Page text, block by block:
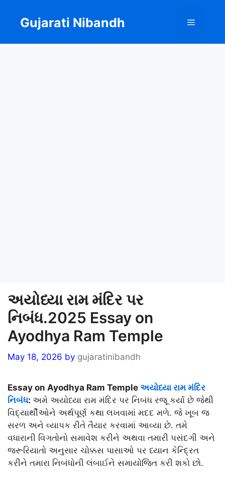
content
Gujarati Nibandh Menu
અયોધ્યા રામ મંદિર પર
નિબંધ.2025 Essay on
Ayodhya Ram Temple
May 18, 2026 by gujaratinibandh
Essay on Ayodhya Ram Temple અયોધ્યા રામ મંદિર
નિબંધ: અમે અયોધ્યા રામ મંદિર પર નિબંધ રજૂ કર્યા છે જેથી
વિદ્યાર્થીઓને અર્થપૂર્ણ કથા લખવામાં મદદ મળે. જે ખૂબ જ
સરળ અને વ્યાપક રીતે તૈયાર કરવામાં આવ્યા છે. તમે
વધારાની વિગતોનો સમાવેશ કરીને અથવા તમારી પસંદગી અને
જરૂરિયાતો અનુસાર ચોક્કસ પાસાઓ પર ધ્યાન કેન્દ્રિત
કરીને તમારા નિબંધોની લંબાઈને સમાયોજિત કરી શકો છો.